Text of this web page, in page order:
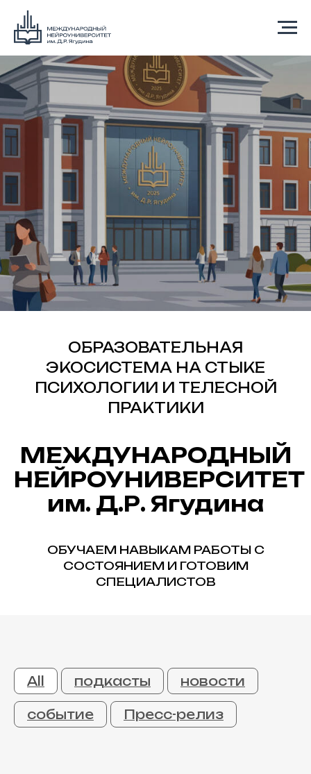
ОБРАЗОВАТЕЛЬНАЯ
ЭКОСИСТЕМА НА СТЫКЕ
ПСИХОЛОГИИ И ТЕЛЕСНОЙ
ПРАКТИКИ
МЕЖДУНАРОДНЫЙ
НЕЙРОУНИВЕРСИТЕТ
им. Д.Р. Ягудина
ОБУЧАЕМ НАВЫКАМ РАБОТЫ С
СОСТОЯНИЕМ И ГОТОВИМ
СПЕЦИАЛИСТОВ
All подкасты новости
событие Пресс-релиз